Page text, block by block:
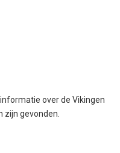
over de Vikingen
zijn gevonden.